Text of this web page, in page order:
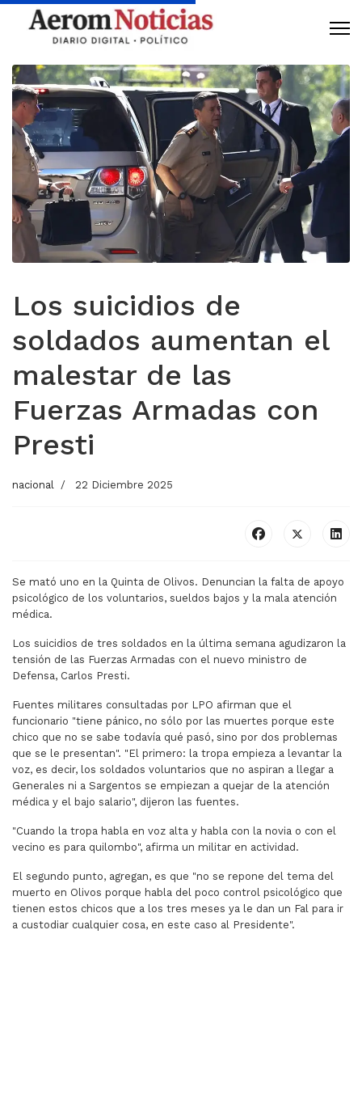
Los suicidios de
soldados aumentan el
malestar de las
Fuerzas Armadas con
Presti
nacional 22 Diciembre 2025
Se mató uno en la Quinta de Olivos. Denuncian la falta de apoyo
psicológico de los voluntarios, sueldos bajos y la mala atención
médica.
Los suicidios de tres soldados en la última semana agudizaron la
tensión de las Fuerzas Armadas con el nuevo ministro de
Defensa, Carlos Presti.
Fuentes militares consultadas por LPO afirman que el
funcionario "tiene pánico, no sólo por las muertes porque este
chico que no se sabe todavía qué pasó, sino por dos problemas
que se le presentan". "El primero: la tropa empieza a levantar la
voz, es decir, los soldados voluntarios que no aspiran a llegar a
Generales ni a Sargentos se empiezan a quejar de la atención
médica y el bajo salario", dijeron las fuentes.
"Cuando la tropa habla en voz alta y habla con la novia o con el
vecino es para quilombo", afirma un militar en actividad.
El segundo punto, agregan, es que "no se repone del tema del
muerto en Olivos porque habla del poco control psicológico que
tienen estos chicos que a los tres meses ya le dan un Fal para ir
a custodiar cualquier cosa, en este caso al Presidente".